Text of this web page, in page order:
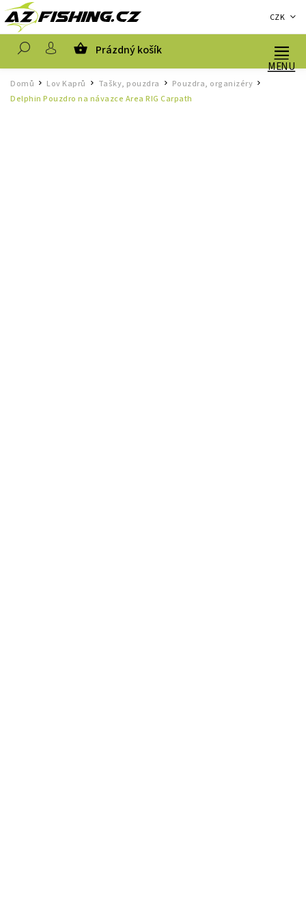
CZK
Prázdný košík
Domů / Lov Kaprů Tašky, pouzdra Pouzdra, organizéry /
Delphin Pouzdro na návazce Area RIG Carpath